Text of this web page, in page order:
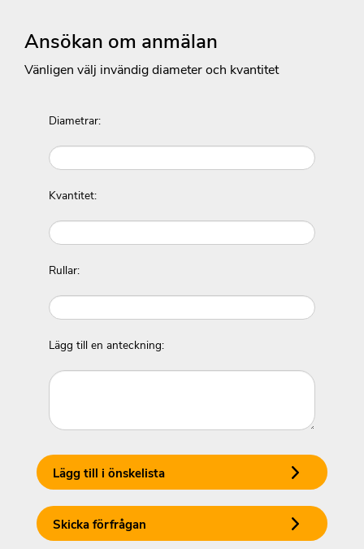
Ansökan om anmälan
Vänligen välj invändig diameter och kvantitet
Diametrar:
Kvantitet:
Rullar:
Lägg till en anteckning:
Lägg till i önskelista
Skicka förfrågan